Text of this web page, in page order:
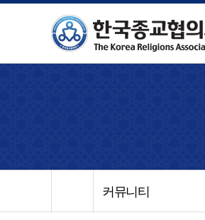
커뮤니티